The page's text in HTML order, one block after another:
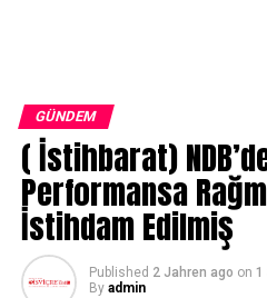
GÜNDEM
( İstihbarat)
Performansa
İstihdam Edilmiş
Published 2 Jahren ago on 1
By admin